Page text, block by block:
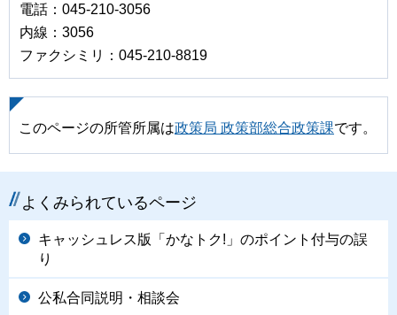
電話：045-210-3056
内線：3056
ファクシミリ：045-210-8819
このページの所管所属は政策局 政策部総合政策課です。
よくみられているページ
キャッシュレス版「かなトク!」のポイント付与の誤
り
公私合同説明・相談会